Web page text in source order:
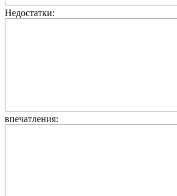
Недостатки:
впечатления: